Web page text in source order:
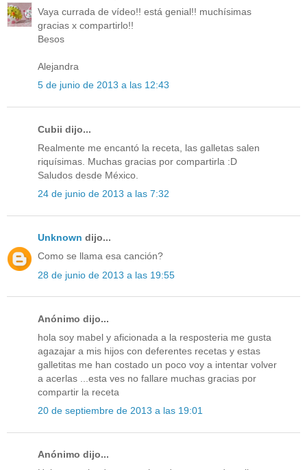
Vaya currada de vídeo!! está genial!! muchísimas
gracias x compartirlo!!
Besos
Alejandra
5 de junio de 2013 a las 12:43
Cubii dijo...
Realmente me encantó la receta, las galletas salen
riquísimas. Muchas gracias por compartirla :D
Saludos desde México.
24 de junio de 2013 a las 7:32
Unknown dijo...
Como se llama esa canción?
28 de junio de 2013 a las 19:55
Anónimo dijo...
hola soy mabel y aficionada a la resposteria me gusta
agazajar a mis hijos con deferentes recetas y estas
galletitas me han costado un poco voy a intentar volver
a acerlas ...esta ves no fallare muchas gracias por
compartir la receta
20 de septiembre de 2013 a las 19:01
Anónimo dijo...